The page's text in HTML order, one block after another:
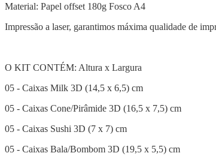
Material: Papel offset 180g Fosco A4
Impressão a laser, garantimos máxima qualidade de
O KIT CONTÉM: Altura x Largura
05 - Caixas Milk 3D (14,5 x 6,5) cm
05 - Caixas Cone/Pirâmide 3D (16,5 x 7,5) cm
05 - Caixas Sushi 3D (7 x 7) cm
05 - Caixas Bala/Bombom 3D (19,5 x 5,5) cm